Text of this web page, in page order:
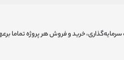
خرید و فروش هر پروژه تماما